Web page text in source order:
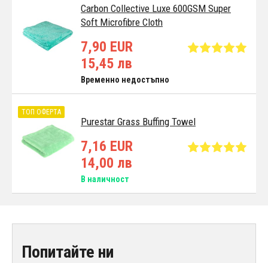
Carbon Collective Luxe 600GSM Super
Soft Microfibre Cloth
7,90 EUR
15,45 лв
Временно недостъпно
Purestar Grass Buffing Towel
ТОП ОФЕРТА
7,16 EUR
14,00 лв
В наличност
Попитайте ни